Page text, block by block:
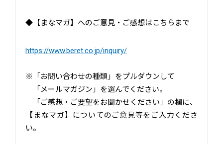
◆【まなマガ】へのご意見・ご感想はこちらまで
https://www.beret.co.jp/inquiry/
※「お問い合わせの種類」をプルダウンして
「メールマガジン」を選んでください。
「ご感想・ご要望をお聞かせください」の欄に、
【まなマガ】についてのご意見等をご入力くださ
い。